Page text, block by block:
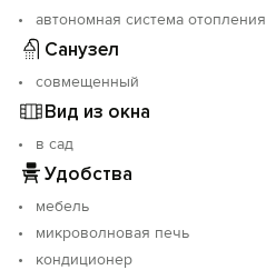
автономная система отопления
Санузел
совмещенный
Вид из окна
в сад
Удобства
мебель
микроволновая печь
кондиционер